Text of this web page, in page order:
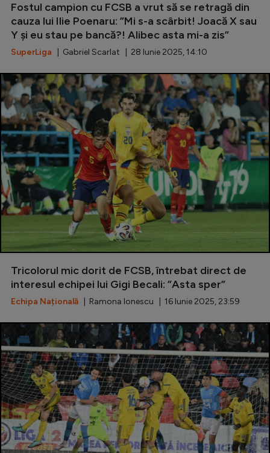
Fostul campion cu FCSB a vrut să se retragă din
cauza lui Ilie Poenaru: ”Mi s-a scârbit! Joacă X sau
Y și eu stau pe bancă?! Alibec asta mi-a zis”
SuperLiga | Gabriel Scarlat | 28 Iunie 2025, 14:10
Tricolorul mic dorit de FCSB, întrebat direct de
interesul echipei lui Gigi Becali: ”Asta sper”
Echipa Națională | Ramona Ionescu | 16 Iunie 2025, 23:59